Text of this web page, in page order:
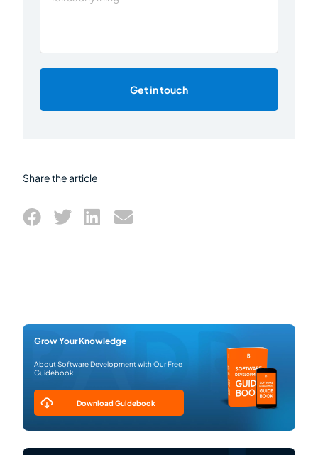
Get in touch
Share the article
Grow Your Knowledge
About Software Development with Our Free
Guidebook
Download Guidebook